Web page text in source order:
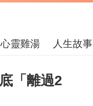
心靈雞湯 人生故事
「離過2